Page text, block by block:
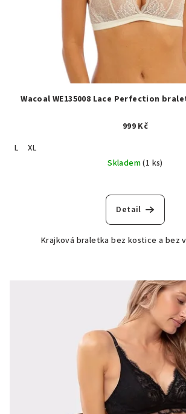
Wacoal WE135008 Lace Perfection
999 Kč
L
XL
Skladem(1 ks)
Detail
Krajková braletka bez kostice a bez